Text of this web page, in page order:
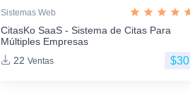
Sistemas Web
CitasKo SaaS - Sistema de Citas Para
Múltiples Empresas
22 Ventas $30